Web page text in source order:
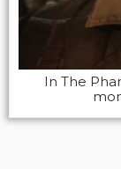
In The